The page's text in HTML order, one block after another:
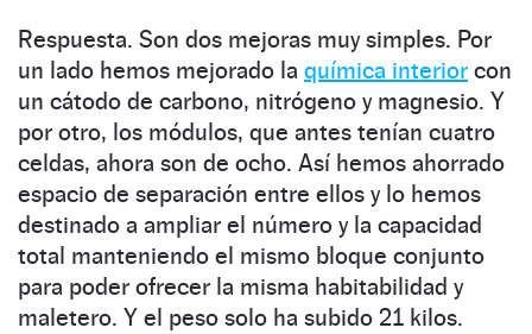
Respuesta. Son dos mejoras muy simples. Por
un lado hemos mejorado la química interior con
un cátodo de carbono, nitrógeno y magnesio. Y
por otro, los módulos, que antes tenían cuatro
celdas, ahora son de ocho. Así hemos ahorrado
espacio de separación entre ellos y lo hemos
destinado a ampliar el número y la capacidad
total manteniendo el mismo bloque conjunto
para poder ofrecer la misma habitabilidad y
maletero. Y el peso solo ha subido 21 kilos.